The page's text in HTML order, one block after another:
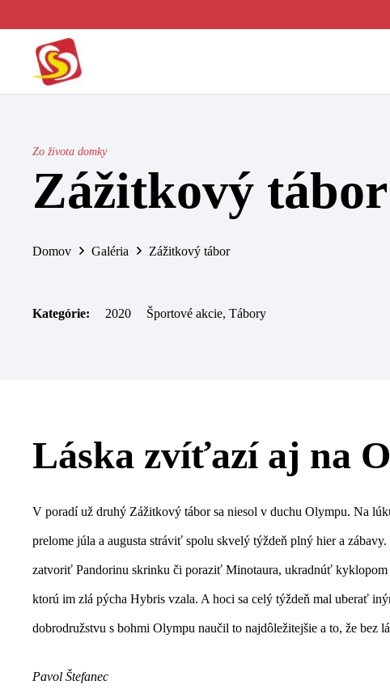
Zo života domky
Zážitkový tábor
Domov Galéria Zážitkový tábor
Kategórie: 2020 Športové akcie,Tábory
Láska zvíťazí aj na
V poradí už druhý Zážitkový tábor sa niesol v duchu Olympu. Na
prelome júla a augusta stráviť spolu skvelý týždeň plný hier a
zatvoriť Pandorinu skrinku či poraziť Minotaura, ukradnúť
ktorú im zlá pýcha Hybris vzala. A hoci sa celý týždeň mal uberať
dobrodružstvu s bohmi Olympu naučil to najdôležitejšie a to, že bez
Pavol Štefanec